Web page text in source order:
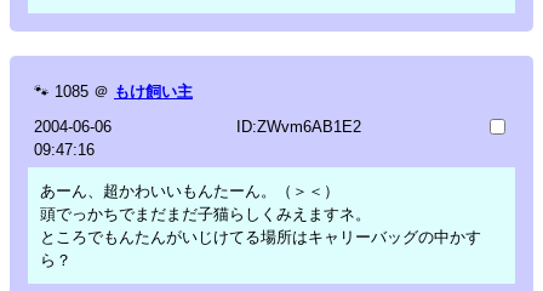
🐾 1085 ＠ もけ飼い主
2004-06-06
09:47:16
ID:ZWvm6AB1E2
あーん、超かわいいもんたーん。（＞＜）
頭でっかちでまだまだ子猫らしくみえますネ。
ところでもんたんがいじけてる場所はキャリーバッグの中かす
ら？